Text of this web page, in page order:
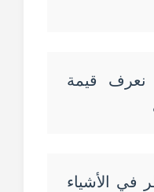
نعرف قيمة
في الأشياء